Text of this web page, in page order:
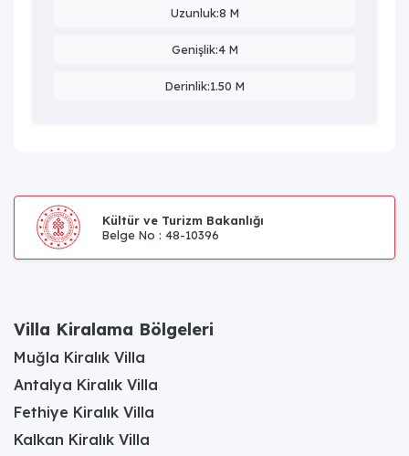
Uzunluk:8 M
Genişlik:4 M
Derinlik:1.50 M
Kültür ve Turizm Bakanlığı
Belge No : 48-10396
Villa Kiralama Bölgeleri
Muğla Kiralık Villa
Antalya Kiralık Villa
Fethiye Kiralık Villa
Kalkan Kiralık Villa